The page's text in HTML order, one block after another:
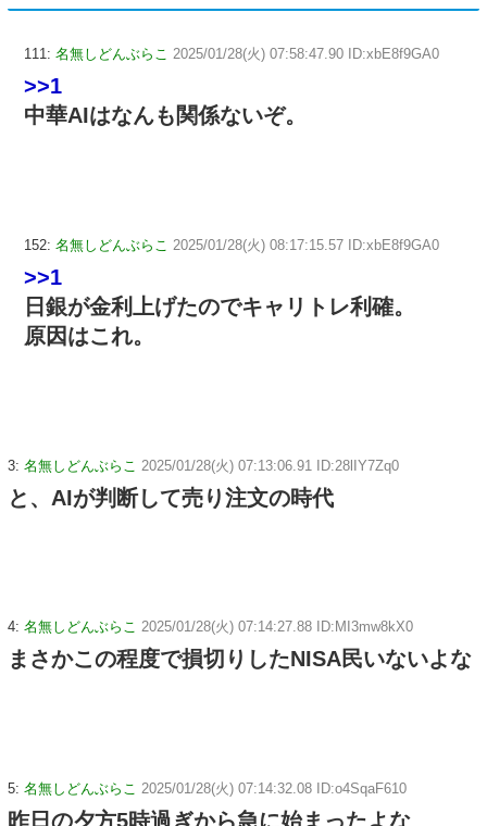
111: 名無しどんぶらこ 2025/01/28(火) 07:58:47.90 ID:xbE8f9GA0
>>1
中華AIはなんも関係ないぞ。
152: 名無しどんぶらこ 2025/01/28(火) 08:17:15.57 ID:xbE8f9GA0
>>1
日銀が金利上げたのでキャリトレ利確。
原因はこれ。
3: 名無しどんぶらこ 2025/01/28(火) 07:13:06.91 ID:28lIY7Zq0
と、AIが判断して売り注文の時代
4: 名無しどんぶらこ 2025/01/28(火) 07:14:27.88 ID:MI3mw8kX0
まさかこの程度で損切りしたNISA民いないよな
5: 名無しどんぶらこ 2025/01/28(火) 07:14:32.08 ID:o4SqaF610
昨日の夕方5時過ぎから急に始まったよな